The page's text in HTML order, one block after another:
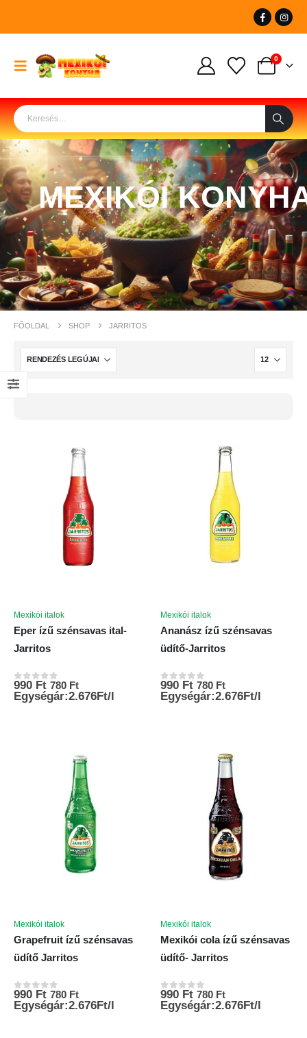
0
MEXIKÓI
FŐOLDAL SHOP JARRITOS
Mexikói italok
Eper ízű szénsavas ital-
Jarritos
0az 5-ből
990 Ft 780 Ft
Egységár:2.676Ft/l
Mexikói italok
Ananász ízű szénsavas
üdítő-Jarritos
0az 5-ből
990 Ft 780 Ft
Egységár:2.676Ft/l
Mexikói italok
Grapefruit ízű szénsavas
üdítő Jarritos
0az 5-ből
990 Ft 780 Ft
Egységár:2.676Ft/l
Mexikói italok
Mexikói cola ízű szénsavas
üdítő- Jarritos
0az 5-ből
990 Ft 780 Ft
Egységár:2.676Ft/l